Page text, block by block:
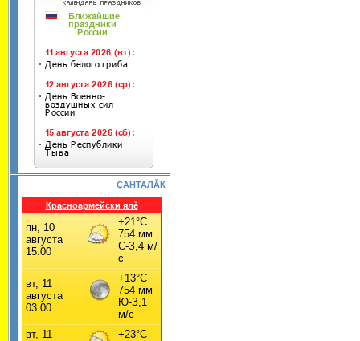
ÇАНТАЛĂК
Красноармейски ялĕ